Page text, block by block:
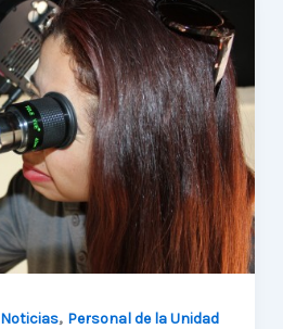
Noticias, Personal de la Unidad